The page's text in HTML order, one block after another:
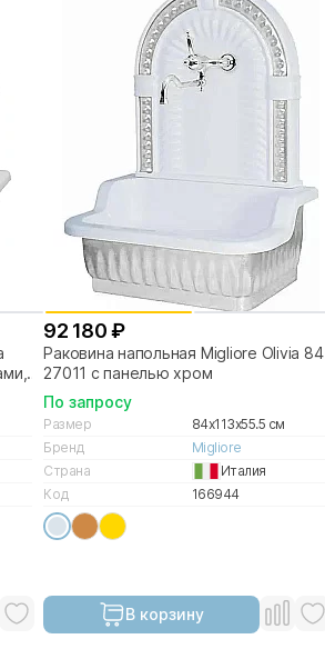
92 180 ₽
Раковина напольная Migliore Olivia 84
27011 с панелью хром
По запросу
Размер
84x113x55.5 см
Бренд
Migliore
Страна
Италия
Код
166944
В корзину